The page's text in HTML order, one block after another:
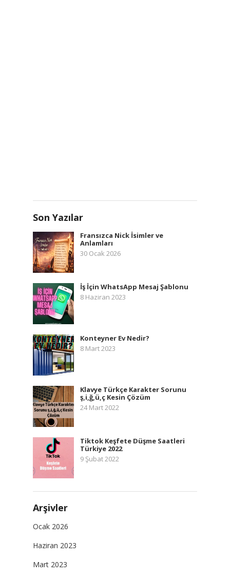
Son Yazılar
Fransızca Nick İsimler ve
Anlamları
30 Ocak 2026
İş İçin WhatsApp Mesaj Şablonu
8 Haziran 2023
Konteyner Ev Nedir?
8 Mart 2023
Klavye Türkçe Karakter Sorunu
ş,i,ğ,ü,ç Kesin Çözüm
24 Mart 2022
Tiktok Keşfete Düşme Saatleri
Türkiye 2022
9 Şubat 2022
Arşivler
Ocak 2026
Haziran 2023
Mart 2023